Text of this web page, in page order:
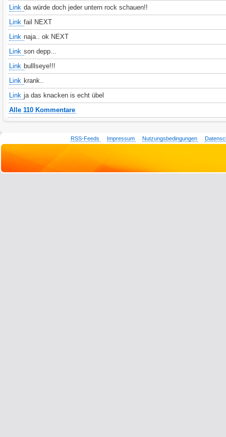
Link da würde doch jeder untern rock schauen!!
Link fail NEXT
Link naja.. ok NEXT
Link son depp...
Link bulllseye!!!
Link krank..
Link ja das knacken is echt übel
Alle 110 Kommentare
RSS-Feeds Impressum Nutzungsbedingungen